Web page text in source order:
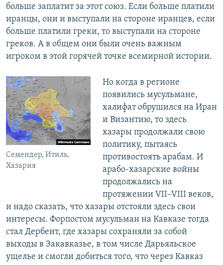
больше заплатит за этот союз. Если больше платили
иранцы, они и выступали на стороне иранцев, если
больше платили греки, то выступали на стороне
греков. А в общем они были очень важным
игроком в этой горячей точке всемирной истории.
Семендер, Итиль,
Хазария
Но когда в регионе
появились мусульмане,
халифат обрушился на Иран
и Византию, то здесь
хазары продолжали свою
политику, пытаясь
противостоять арабам. И
арабо-хазарские войны
продолжались на
протяжении VII–VIII веков,
и надо сказать, что хазары отстояли здесь свои
интересы. Форпостом мусульман на Кавказе тогда
стал Дербент, где хазары сохраняли за собой
выходы в Закавказье, в том числе Дарьяльское
ущелье и смогли добиться того, что через Кавказ